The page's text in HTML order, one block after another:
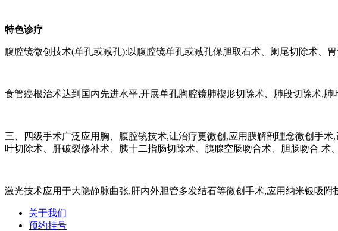
特色诊疗
腹腔镜微创技术(单孔或减孔):以腹腔镜单孔或减孔保胆取石术、阑尾切除术、
食管癌根治术达到国内先进水平,开展单孔胸腔镜肺楔形切除术、肺段切除术,肺
三、四级手术广泛应用胸、腹腔镜技术,让治疗更微创,应用膜解剖理念微创手
叶切除术、肝破裂修补术、胰十二指肠切除术、胰腺空肠吻合术、胆肠吻合
激光技术应用于大隐静脉曲张,肝内外胆管多发结石等微创手术,应用纳米银吸
关于我们
预约挂号